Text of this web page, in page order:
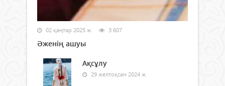
02 қаңтар 2025 ж. 3 607
Әженің ашуы
Ақсұлу
29 желтоқсан 2024 ж.